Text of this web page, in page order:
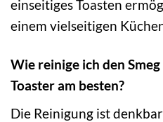
einseitiges Toasten
einem vielseitigen
Wie reinige ich den
Toaster am besten?
Die Reinigung ist